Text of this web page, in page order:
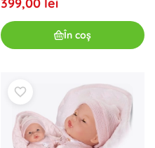
399,00 lei
În coș